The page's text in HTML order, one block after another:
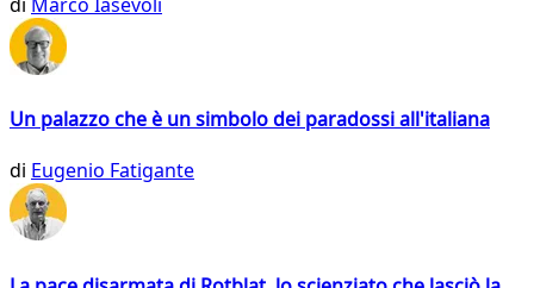
Un palazzo che è un simbolo dei paradossi all'italiana
di Eugenio Fatigante